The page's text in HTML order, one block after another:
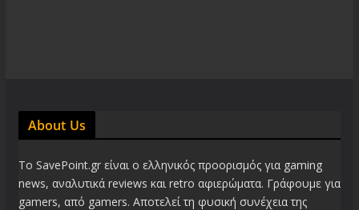
About Us
Το SavePoint.gr είναι ο ελληνικός προορισμός για gaming
news, αναλυτικά reviews και retro αφιερώματα. Γράφουμε για
gamers, από gamers. Αποτελεί τη φυσική συνέχεια της